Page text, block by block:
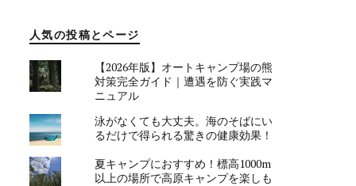
人気の投稿とページ
【2026年版】オートキャンプ場の熊
対策完全ガイド｜遭遇を防ぐ実践マ
ニュアル
泳がなくても大丈夫。海のそばにい
るだけで得られる驚きの健康効果！
夏キャンプにおすすめ！標高1000m
以上の場所で高原キャンプを楽しも